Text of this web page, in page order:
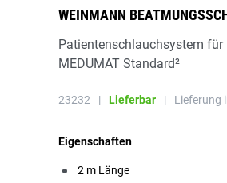
WEINMANN
Patientenschlauchsystem für
MEDUMAT Standard²
23232 | Lieferbar | Lieferung
Eigenschaften
2 m Länge